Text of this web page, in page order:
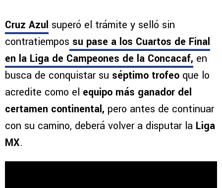
Cruz Azul superó el trámite y selló sin
contratiempos su pase a los Cuartos de Final
en la Liga de Campeones de la Concacaf, en
busca de conquistar su séptimo trofeo que lo
acredite como el equipo más ganador del
certamen continental, pero antes de continuar
con su camino, deberá volver a disputar la Liga
MX.